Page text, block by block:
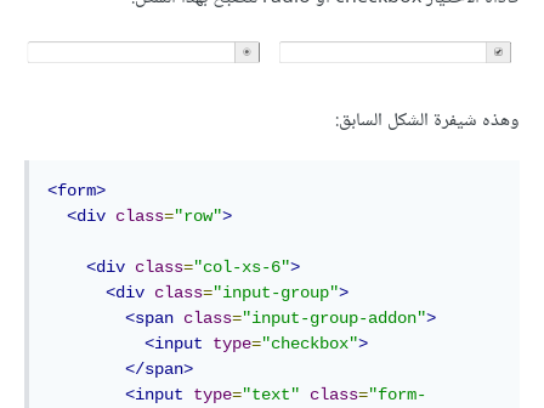
وهذه شيفرة الشكل السابق:
<form>
<div class="row">
<div class="col-xs-6">
<div class="input-group">
<span class="input-group-addon">
<input
type="checkbox">
</span>
<input
type="text" class="form-